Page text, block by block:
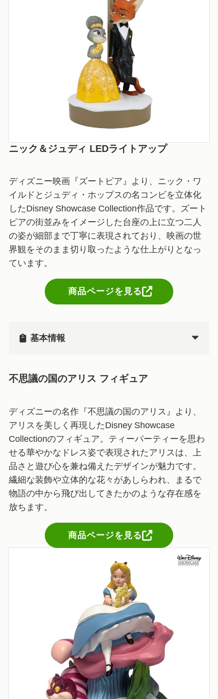
ニック＆ジュディ LEDライトアップ
ディズニー映画『ズートピア』より、ニック・ワ
イルドとジュディ・ホップスの名コンビを立体化
したDisney Showcase Collection作品です。ズート
ピアの街並みをイメージした台座の上に立つ二人
の姿が細部まで丁寧に表現されており、映画の世
界観をそのまま切り取ったような仕上がりとなっ
ています。
商品ページを見る
基本情報
不思議の国のアリス フィギュア
ディズニーの名作『不思議の国のアリス』より、
アリスを美しく再現したDisney Showcase
Collectionのフィギュア。ティーパーティーを思わ
せる華やかなドレス姿で表現されたアリスは、上
品さと遊び心を兼ね備えたデザインが魅力です。
繊細な装飾や立体的な花々があしらわれ、まるで
物語の中から飛び出してきたかのような存在感を
放ちます。
商品ページを見る